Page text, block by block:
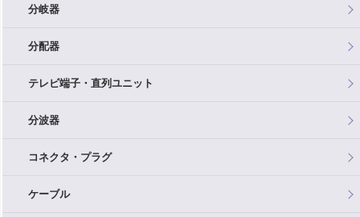
分岐器
分配器
テレビ端子・直列ユニット
分波器
コネクタ・プラグ
ケーブル